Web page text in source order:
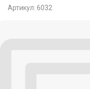
Артикул: 6032